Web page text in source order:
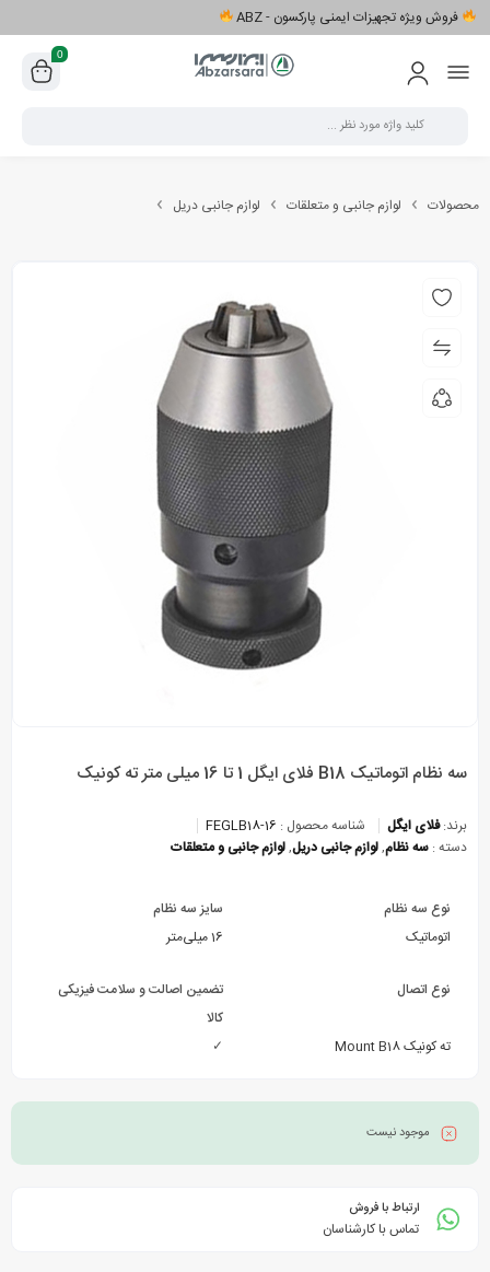
فروش ویژه تجهیزات ایمنی پارکسون - ABZ
0
محصولات لوازم جانبی و متعلقات لوازم جانبی دریل
سه نظام اتوماتیک B18 فلای ایگل 1 تا 16 میلی متر ته کونیک
برند:فلای ایگل شناسه محصول : FEGLB18-16
دسته : سه نظام,لوازم جانبی دریل,لوازم جانبی و متعلقات
نوع سه نظام
اتوماتیک
سایز سه نظام
16 میلی‌متر
نوع اتصال
ته کونیک Mount B18
تضمین اصالت و سلامت فیزیکی
کالا
✓
موجود نیست
ارتباط با فروش
تماس با کارشناسان